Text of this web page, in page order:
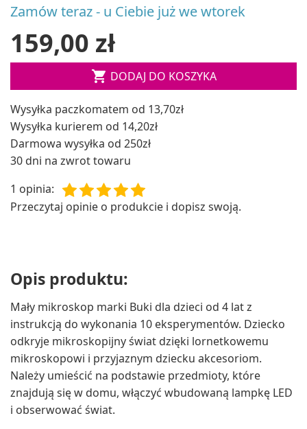
Zamów teraz - u Ciebie już we wtorek
159,00 zł
 DODAJ DO KOSZYKA
Wysyłka paczkomatem od 13,70zł
Wysyłka kurierem od 14,20zł
Darmowa wysyłka od 250zł
30 dni na zwrot towaru
1 opinia:
Przeczytaj opinie o produkcie i dopisz swoją.
Opis produktu:
Mały mikroskop marki Buki dla dzieci od 4 lat z
instrukcją do wykonania 10 eksperymentów. Dziecko
odkryje mikroskopijny świat dzięki lornetkowemu
mikroskopowi i przyjaznym dziecku akcesoriom.
Należy umieścić na podstawie przedmioty, które
znajdują się w domu, włączyć wbudowaną lampkę LED
i obserwować świat.